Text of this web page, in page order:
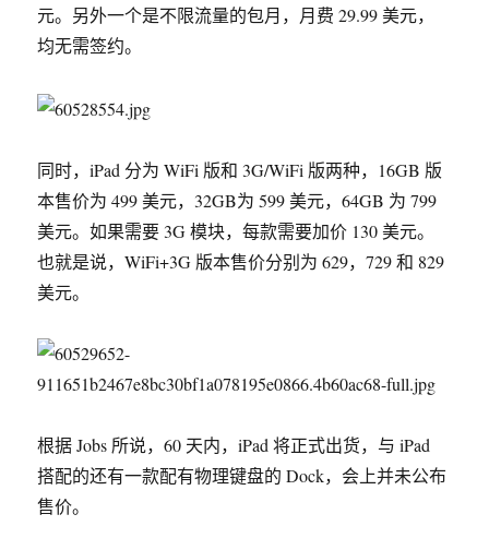
元。另外一个是不限流量的包月，月费 29.99 美元，
均无需签约。
同时，iPad 分为 WiFi 版和 3G/WiFi 版两种，16GB 版
本售价为 499 美元，32GB为 599 美元，64GB 为 799
美元。如果需要 3G 模块，每款需要加价 130 美元。
也就是说，WiFi+3G 版本售价分别为 629，729 和 829
美元。
根据 Jobs 所说，60 天内，iPad 将正式出货，与 iPad
搭配的还有一款配有物理键盘的 Dock，会上并未公布
售价。